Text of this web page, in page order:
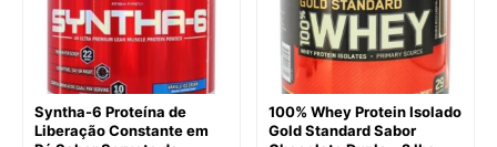
Syntha-6 Proteína de
Liberação Constante em
100% Whey Protein Isolado
Gold Standard Sabor